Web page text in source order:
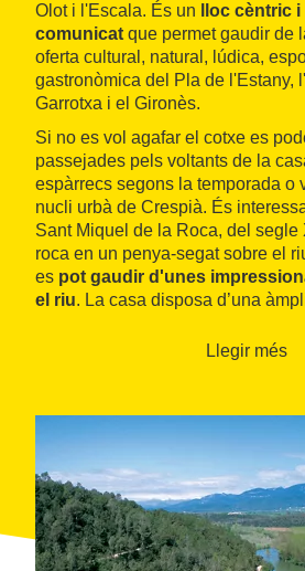
Olot i l'Escala. És un
lloc cèntric
comunicat que permet gaudir de
oferta cultural, natural, lúdica,
gastronòmica del Pla de l'Estany,
Garrotxa i el Gironès.
Si no es vol agafar el cotxe es
passejades pels voltants de la
espàrrecs segons la temporada o
nucli urbà de Crespià. És
Sant Miquel de la Roca, del segle
roca en un penya-segat sobre el
es pot gaudir d'unes
el riu. La casa disposa d’una
Llegir més